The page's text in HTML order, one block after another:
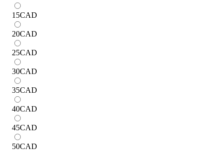
15CAD
20CAD
25CAD
30CAD
35CAD
40CAD
45CAD
50CAD